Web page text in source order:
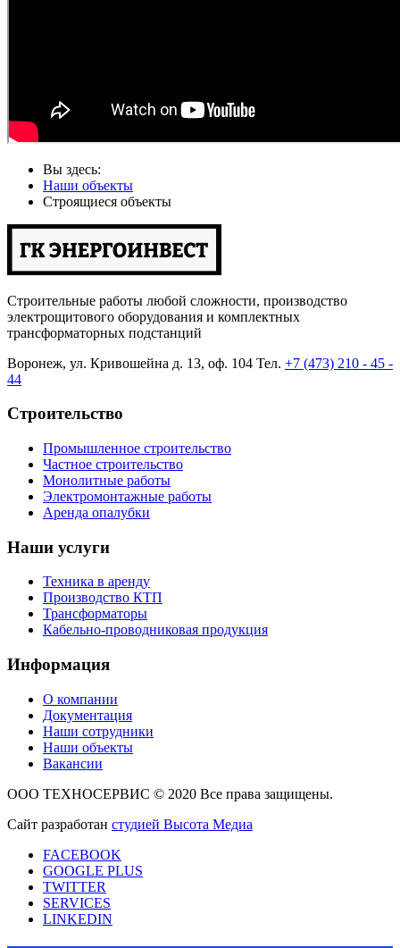
Вы здесь:
Наши объекты
Строящиеся объекты
Cтроительные работы любой сложности, производство
электрощитового оборудования и комплектных
трансформаторных подстанций
Воронеж, ул. Кривошейна д. 13, оф. 104 Тел. +7 (473) 210 - 45 -
44
Строительство
Промышленное строительство
Частное строительство
Монолитные работы
Электромонтажные работы
Аренда опалубки
Наши услуги
Техника в аренду
Производство КТП
Трансформаторы
Кабельно-проводниковая продукция
Информация
О компании
Документация
Наши сотрудники
Наши объекты
Вакансии
ООО ТЕХНОСЕРВИС © 2020 Все права защищены.
Сайт разработан студией Высота Медиа
FACEBOOK
GOOGLE PLUS
TWITTER
SERVICES
LINKEDIN